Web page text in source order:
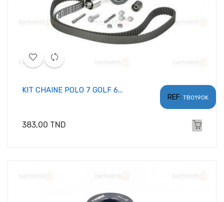
REF: TB0190K
KIT CHAINE POLO 7 GOLF 6...
Prix
383,00 TND